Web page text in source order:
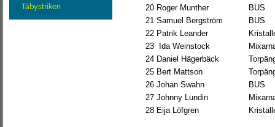
Täbystriken
20 Roger Munther
BUS
21 Samuel Bergström
BUS
22 Patrik Leander
23
Ida Weinstock
24 Daniel Hägerbäck
25 Bert Mattson
26 Johan Swahn
BUS
27 Johnny Lundin
28 Eija Löfgren